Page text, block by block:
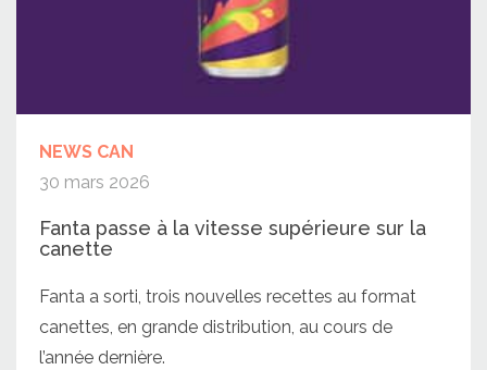
NEWS CAN
30 mars 2026
Fanta passe à la vitesse supérieure sur la
canette
Fanta a sorti, trois nouvelles recettes au format
canettes, en grande distribution, au cours de
l’année dernière.